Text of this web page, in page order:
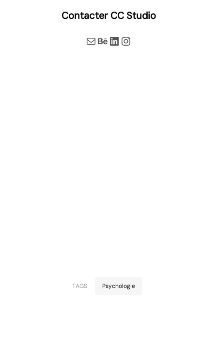
Contacter CC Studio
E-mail Behance LinkedIn Instagram
TAGS Psychologie